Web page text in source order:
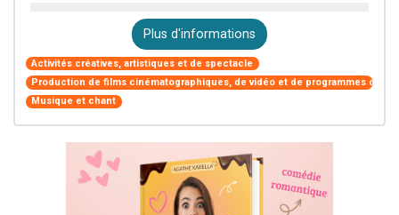
Plus d'informations
Activités créatives, artistiques et de spectacle
Production de films cinématographiques, de vidéo et de programmes de
Musique et chant